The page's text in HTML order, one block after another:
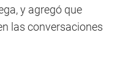
y agregó que
las conversaciones